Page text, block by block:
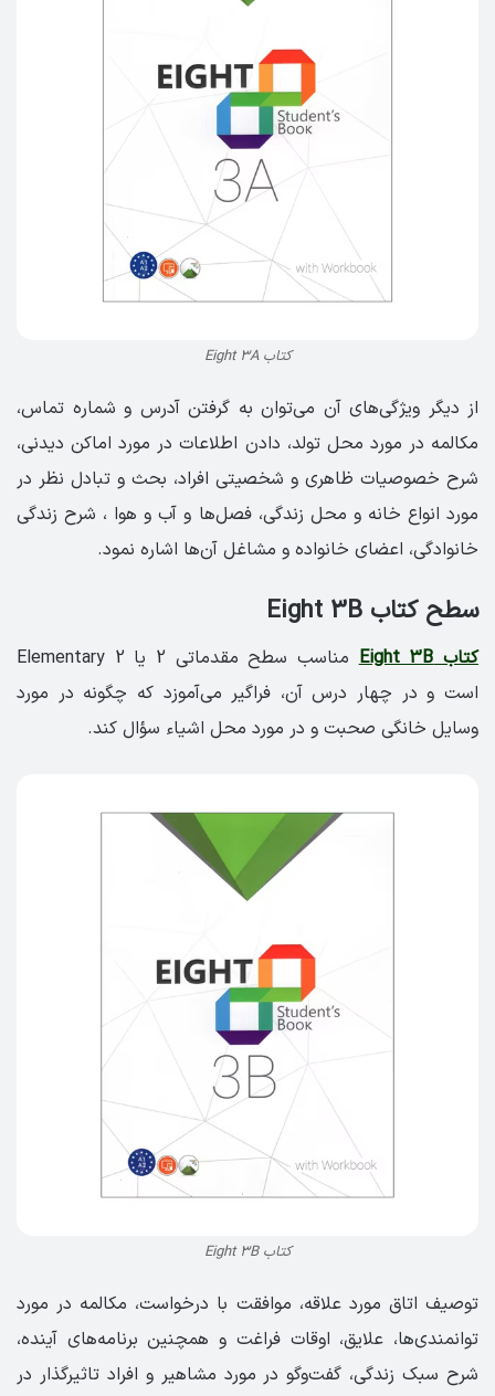
کتاب Eight 3A
از دیگر ویژگی‌های آن می‌توان به گرفتن آدرس و شماره تماس،
مکالمه در مورد محل تولد، دادن اطلاعات در مورد اماکن دیدنی،
شرح خصوصیات ظاهری و شخصیتی افراد، بحث و تبادل نظر در
مورد انواع خانه و محل زندگی، فصل‌ها و آب و هوا ، شرح زندگی
خانوادگی، اعضای خانواده و مشاغل آن‌ها اشاره نمود.
سطح کتاب Eight 3B
کتاب Eight 3B
مناسب سطح مقدماتی 2 یا Elementary 2
است و در چهار درس آن، فراگیر می‌آموزد که چگونه در مورد
وسایل خانگی صحبت و در مورد محل اشیاء سؤال کند.
کتاب Eight 3B
توصیف اتاق مورد علاقه، موافقت با درخواست، مکالمه در مورد
توانمندی‌ها، علایق، اوقات فراغت و همچنین برنامه‌های آینده،
شرح سبک زندگی، گفت‌وگو در مورد مشاهیر و افراد تاثیرگذار در